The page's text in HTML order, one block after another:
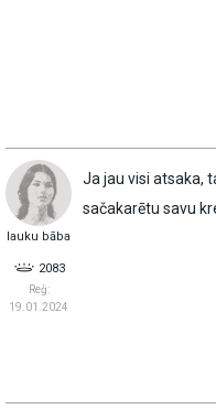
lauku bāba
2083
Reģ:
19.01.2024
Ja jau visi atsaka,
sačakarētu savu